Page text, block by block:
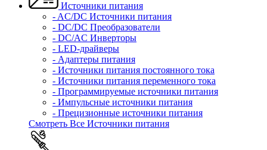
Источники питания
- AC/DC Источники питания
- DC/DC Преобразователи
- DC/AC Инверторы
- LED-драйверы
- Адаптеры питания
- Источники питания постоянного тока
- Источники питания переменного тока
- Программируемые источники питания
- Импульсные источники питания
- Прецизионные источники питания
Смотреть Все Источники питания